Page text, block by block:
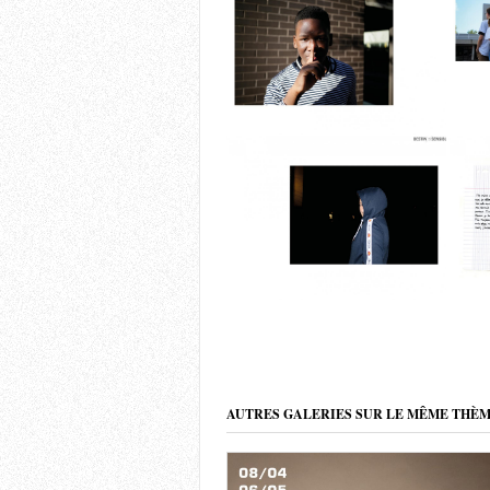
AUTRES GALERIES SUR LE MÊME